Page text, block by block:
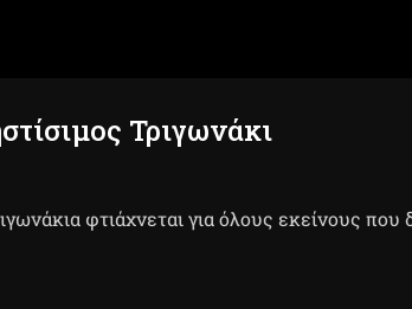
Τριγωνάκι
φτιάχνεται για όλους εκείνους